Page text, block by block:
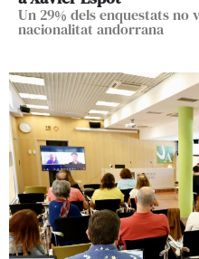
Un 29% dels enquestats no
nacionalitat andorrana